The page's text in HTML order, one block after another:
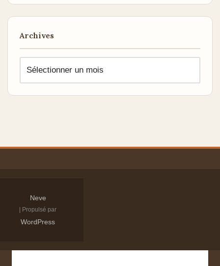
Archives
Neve
| Propulsé par
WordPress